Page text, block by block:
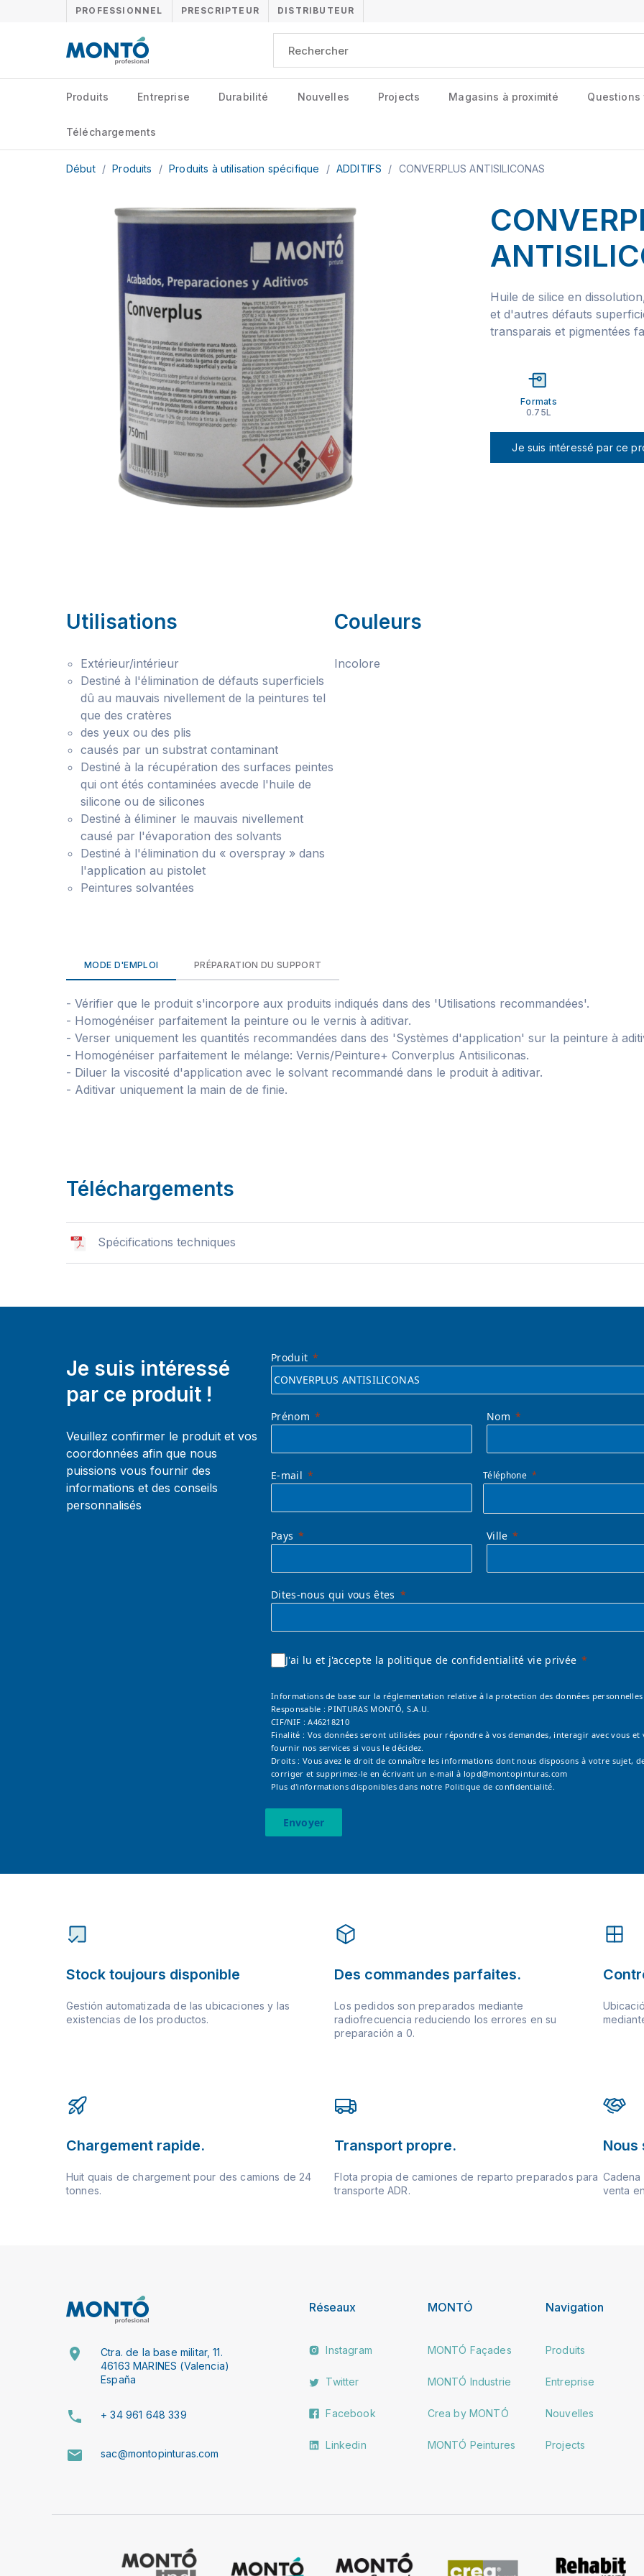
PROFESSIONNEL PRESCRIPTEUR DISTRIBUTEUR
Produits Entreprise Durabilité Nouvelles Projects Magasins à proximité Questions
Téléchargements
Début / Produits / Produits à utilisation spécifique / ADDITIFS / CONVERPLUS ANTISILICONAS
Huile de silice en
et d'autres défauts
transparais et pigmentées
Formats
0.75L
Je suis intéressé par ce
Utilisations
Extérieur/intérieur
Destiné à l'élimination de défauts superficiels
dû au mauvais nivellement de la peintures tel
que des cratères
des yeux ou des plis
causés par un substrat contaminant
Destiné à la récupération des surfaces peintes
qui ont étés contaminées avecde l'huile de
silicone ou de silicones
Destiné à éliminer le mauvais nivellement
causé par l'évaporation des solvants
Destiné à l'élimination du « overspray » dans
l'application au pistolet
Peintures solvantées
Couleurs
Incolore
MODE D'EMPLOI PRÉPARATION DU SUPPORT
- Vérifier que le produit s'incorpore aux produits indiqués dans des 'Utilisations recommandées'.
- Homogénéiser parfaitement la peinture ou le vernis à aditivar.
- Verser uniquement les quantités recommandées dans des 'Systèmes d'application' sur la peinture à
- Homogénéiser parfaitement le mélange: Vernis/Peinture+ Converplus Antisiliconas.
- Diluer la viscosité d'application avec le solvant recommandé dans le produit à aditivar.
- Aditivar uniquement la main de de finie.
Téléchargements
Spécifications techniques
Je suis intéressé
par ce produit !
Veuillez confirmer le produit et vos
coordonnées afin que nous
puissions vous fournir des
informations et des conseils
personnalisés
Produit
Prénom Nom
E-mail Téléphone
Pays Ville
Dites-nous qui vous êtes
J'ai lu et j'accepte la politique de confidentialité vie privée
Informations de base sur la réglementation relative à la protection des données
Responsable : PINTURAS MONTÓ, S.A.U.
CIF/NIF : A46218210
Finalité : Vos données seront utilisées pour répondre à vos demandes, interagir avec vous et
fournir nos services si vous le décidez.
Droits : Vous avez le droit de connaître les informations dont nous disposons à votre sujet,
corriger et supprimez-le en écrivant un e-mail à lopd@montopinturas.com
Plus d'informations disponibles dans notre Politique de confidentialité.
Envoyer
Stock toujours disponible
Gestión automatizada de las ubicaciones y las
existencias de los productos.
Des commandes parfaites.
Los pedidos son preparados mediante
radiofrecuencia reduciendo los errores en su
preparación a 0.
Chargement rapide.
Huit quais de chargement pour des camions de 24
tonnes.
Transport propre.
Flota propia de camiones de reparto preparados para
transporte ADR.
Nous
venta
Ctra. de la base militar, 11.
46163 MARINES (Valencia)
España
+ 34 961 648 339
sac@montopinturas.com
Réseaux
Instagram
Twitter
Facebook
Linkedin
MONTÓ
MONTÓ Façades
MONTÓ Industrie
Crea by MONTÓ
MONTÓ Peintures
Navigation
Produits
Entreprise
Nouvelles
Projects